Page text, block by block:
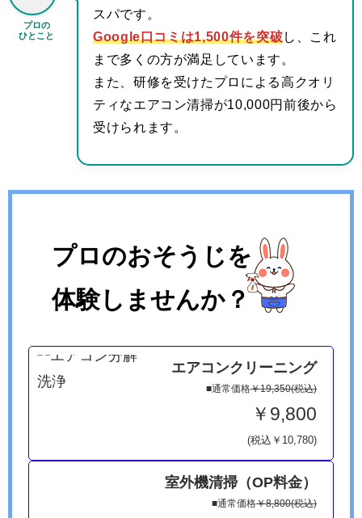
プロの
ひとこと
スパです。
Google口コミは1,500件を突破し、これ
まで多くの方が満足しています。
また、研修を受けたプロによる高クオリ
ティなエアコン清掃が10,000円前後から
受けられます。
プロのおそうじを
体験しませんか？
エアコンクリーニング
■通常価格￥19,350(税込)
￥9,800
(税込￥10,780)
室外機清掃（OP料金）
■通常価格￥8,800(税込)